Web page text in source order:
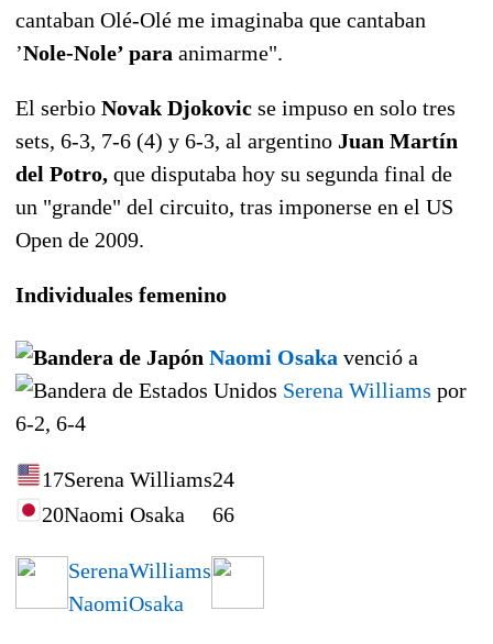
cantaban Olé-Olé me imaginaba que cantaban
’Nole-Nole’ para animarme".
El serbio Novak Djokovic se impuso en solo tres
sets, 6-3, 7-6 (4) y 6-3, al argentino Juan Martín
del Potro, que disputaba hoy su segunda final de
un "grande" del circuito, tras imponerse en el US
Open de 2009.
Individuales femenino
Naomi Osaka venció a
Serena Williams por
6-2, 6-4
17Serena Williams24
20Naomi Osaka 66
SerenaWilliams
NaomiOsaka